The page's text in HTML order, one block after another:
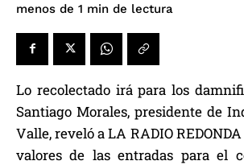
menos de 1 min de lectura
Lo recolectado irá para los
Santiago Morales, presidente de
Valle, reveló a LA RADIO
valores de las entradas para el